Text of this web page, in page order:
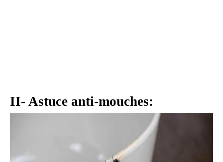
II- Astuce anti-mouches: